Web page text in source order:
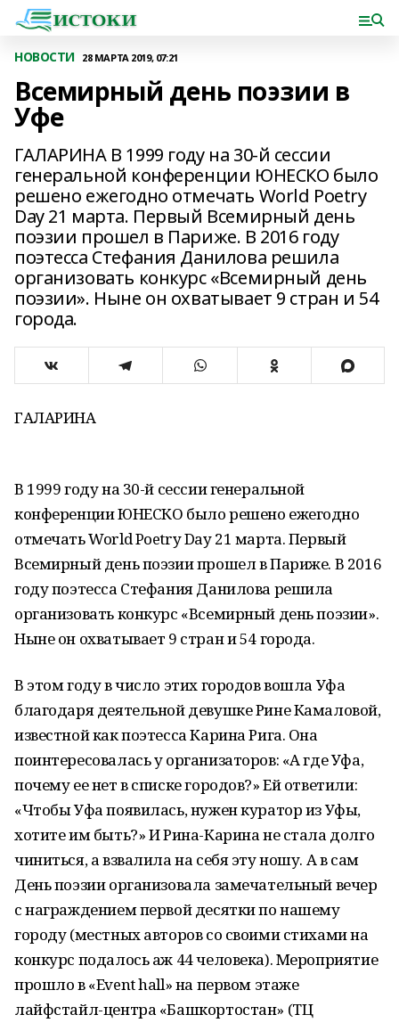
НОВОСТИ 28 МАРТА 2019, 07:21
Всемирный день поэзии в
Уфе
ГАЛАРИНА В 1999 году на 30-й сессии
генеральной конференции ЮНЕСКО было
решено ежегодно отмечать World Poetry
Day 21 марта. Первый Всемирный день
поэзии прошел в Париже. В 2016 году
поэтесса Стефания Данилова решила
организовать конкурс «Всемирный день
поэзии». Ныне он охватывает 9 стран и 54
города.
ГАЛАРИНА
В 1999 году на 30-й сессии генеральной
конференции ЮНЕСКО было решено ежегодно
отмечать World Poetry Day 21 марта. Первый
Всемирный день поэзии прошел в Париже. В 2016
году поэтесса Стефания Данилова решила
организовать конкурс «Всемирный день поэзии».
Ныне он охватывает 9 стран и 54 города.
В этом году в число этих городов вошла Уфа
благодаря деятельной девушке Рине Камаловой,
известной как поэтесса Карина Рига. Она
поинтересовалась у организаторов: «А где Уфа,
почему ее нет в списке городов?» Ей ответили:
«Чтобы Уфа появилась, нужен куратор из Уфы,
хотите им быть?» И Рина-Карина не стала долго
чиниться, а взвалила на себя эту ношу. А в сам
День поэзии организовала замечательный вечер
с награждением первой десятки по нашему
городу (местных авторов со своими стихами на
конкурс подалось аж 44 человека). Мероприятие
прошло в «Event hall» на первом этаже
лайфстайл-центра «Башкортостан» (ТЦ